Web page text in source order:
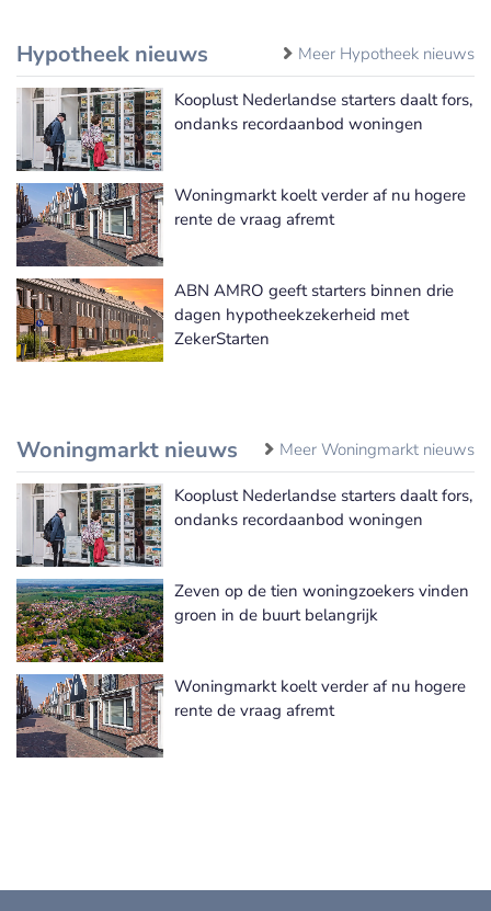
Hypotheek nieuws Meer Hypotheek nieuws
Kooplust Nederlandse starters daalt fors,
ondanks recordaanbod woningen
Woningmarkt koelt verder af nu hogere
rente de vraag afremt
ABN AMRO geeft starters binnen drie
dagen hypotheekzekerheid met
ZekerStarten
Woningmarkt nieuws Meer Woningmarkt nieuws
Kooplust Nederlandse starters daalt fors,
ondanks recordaanbod woningen
Zeven op de tien woningzoekers vinden
groen in de buurt belangrijk
Woningmarkt koelt verder af nu hogere
rente de vraag afremt